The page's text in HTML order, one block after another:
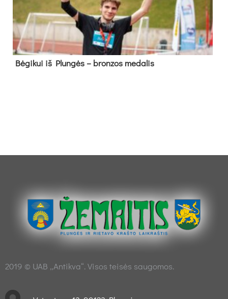
Bė­gi­kui iš Plun­gės – bron­zos me­da­lis
2019 © UAB „Antikva“. Visos teisės saugomos.